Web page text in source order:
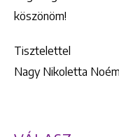
köszönöm!
Tisztelettel
Nagy Nikoletta